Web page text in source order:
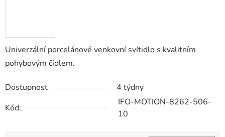
Univerzální porcelánové venkovní svítidlo s kvalitním
pohybovým čidlem.
Dostupnost
4 týdny
Kód:
IFO-MOTION-8262-506-
10